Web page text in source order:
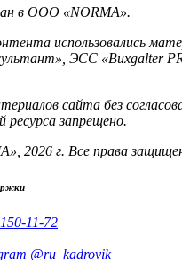
в ООО «NORMA».
использовались
ЭСС «Buxgalter
сайта без
ресурса запрещено.
2026 г. Все права
11-72
@ru_kadrovik